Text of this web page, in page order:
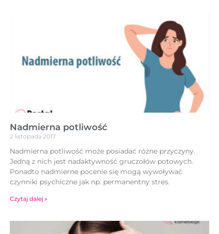
Nadmierna potliwość
2 listopada 2017
Nadmierna potliwość może posiadać różne przyczyny.
Jedną z nich jest nadaktywność gruczołów potowych.
Ponadto nadmierne pocenie się mogą wywoływać
czynniki psychiczne jak np. permanentny stres.
Czytaj dalej »